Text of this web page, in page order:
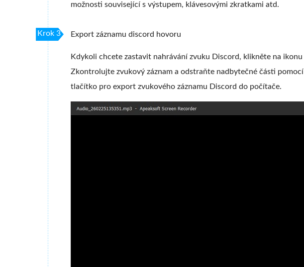
možnosti související s výstupem, klávesovými zkratkami atd.
Krok 3 Export záznamu discord hovoru
Kdykoli chcete zastavit nahrávání zvuku Discord, klikněte na ikonu
Zkontrolujte zvukový záznam a odstraňte nadbytečné části pomocí
tlačítko pro export zvukového záznamu Discord do počítače.